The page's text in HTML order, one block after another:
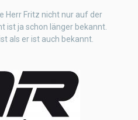
Herr Fritz nicht nur auf der
ist ja schon länger bekannt.
als er ist auch bekannt.